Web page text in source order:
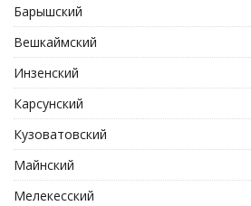
Барышский
Вешкаймский
Инзенский
Карсунский
Кузоватовский
Майнский
Мелекесский